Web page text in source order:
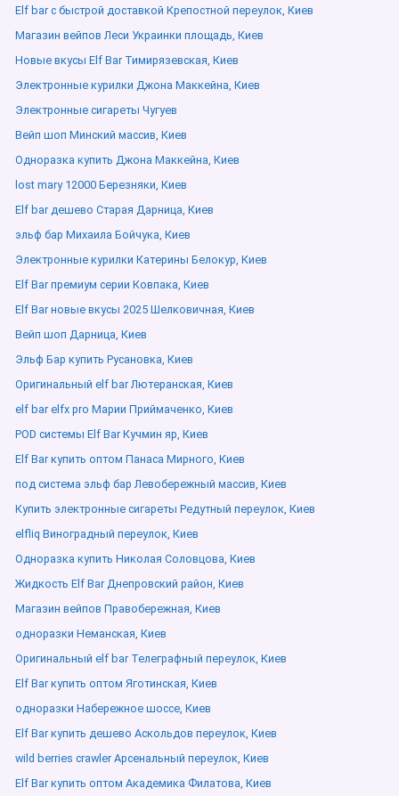
Elf bar с быстрой доставкой Крепостной переулок, Киев
Магазин вейпов Леси Украинки площадь, Киев
Новые вкусы Elf Bar Тимирязевская, Киев
Электронные курилки Джона Маккейна, Киев
Электронные сигареты Чугуев
Вейп шоп Минский массив, Киев
Одноразка купить Джона Маккейна, Киев
lost mary 12000 Березняки, Киев
Elf bar дешево Старая Дарница, Киев
эльф бар Михаила Бойчука, Киев
Электронные курилки Катерины Белокур, Киев
Elf Bar премиум серии Ковпака, Киев
Elf Bar новые вкусы 2025 Шелковичная, Киев
Вейп шоп Дарница, Киев
Эльф Бар купить Русановка, Киев
Оригинальный elf bar Лютеранская, Киев
elf bar elfx pro Марии Приймаченко, Киев
POD системы Elf Bar Кучмин яр, Киев
Elf Bar купить оптом Панаса Мирного, Киев
под система эльф бар Левобережный массив, Киев
Купить электронные сигареты Редутный переулок, Киев
elfliq Виноградный переулок, Киев
Одноразка купить Николая Соловцова, Киев
Жидкость Elf Bar Днепровский район, Киев
Магазин вейпов Правобережная, Киев
одноразки Неманская, Киев
Оригинальный elf bar Телеграфный переулок, Киев
Elf Bar купить оптом Яготинская, Киев
одноразки Набережное шоссе, Киев
Elf Bar купить дешево Аскольдов переулок, Киев
wild berries crawler Арсенальный переулок, Киев
Elf Bar купить оптом Академика Филатова, Киев